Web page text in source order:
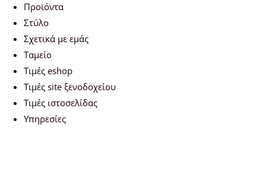
Προϊόντα
Στύλο
Σχετικά με εμάς
Ταμείο
Τιμές eshop
Τιμές site ξενοδοχείου
Τιμές ιστοσελίδας
Υπηρεσίες